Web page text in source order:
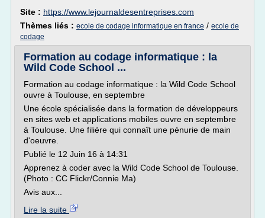
Site : https://www.lejournaldesentreprises.com
Thèmes liés : ecole de codage informatique en france / ecole de
codage
Formation au codage informatique : la
Wild Code School ...
Formation au codage informatique : la Wild Code School
ouvre à Toulouse, en septembre
Une école spécialisée dans la formation de développeurs
en sites web et applications mobiles ouvre en septembre
à Toulouse. Une filière qui connaît une pénurie de main
d'oeuvre.
Publié le 12 Juin 16 à 14:31
Apprenez à coder avec la Wild Code School de Toulouse.
(Photo : CC Flickr/Connie Ma)
Avis aux...
Lire la suite